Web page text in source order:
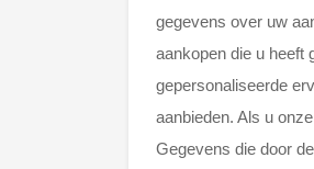
gegevens over uw
aankopen die u heeft
gepersonaliseerde
aanbieden. Als u
Gegevens die door